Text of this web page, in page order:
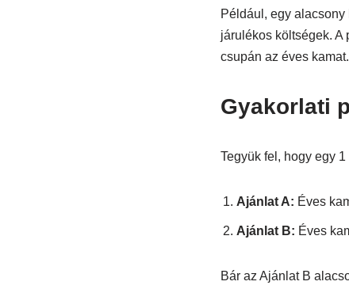
Például, egy
járulékos költségek. A
csupán az éves kamat.
Gyakorlati
Tegyük fel, hogy egy
Ajánlat A: Éves
Ajánlat B: Éves
Bár az Ajánlat B